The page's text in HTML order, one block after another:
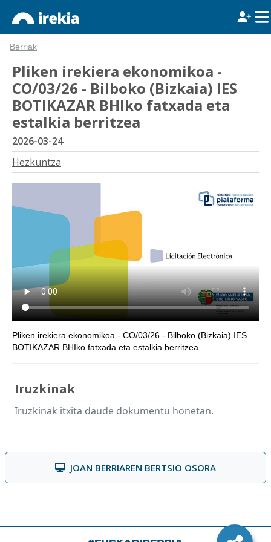
Berriak
Pliken irekiera ekonomikoa -
CO/03/26 - Bilboko (Bizkaia) IES
BOTIKAZAR BHIko fatxada eta
estalkia berritzea
2026-03-24
Hezkuntza
Pliken irekiera ekonomikoa - CO/03/26 - Bilboko (Bizkaia) IES
BOTIKAZAR BHIko fatxada eta estalkia berritzea
Iruzkinak
Iruzkinak itxita daude dokumentu honetan.
JOAN BERRIAREN BERTSIO OSORA